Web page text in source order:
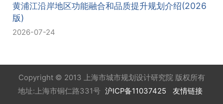
黄浦江沿岸地区功能融合和品质提升规划介绍(2026
版)
2026-07-24
Copyright © 2013 上海市城市规划设计研究院 版权所有
地址:上海市铜仁路331号 沪ICP备11037425 友情链接